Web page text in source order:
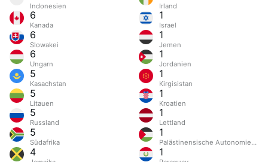
Indonesien
6
Kanada
6
Slowakei
6
Ungarn
5
Kasachstan
5
Litauen
5
Russland
5
Südafrika
4
Irland
1
Israel
1
Jemen
1
Jordanien
1
Kirgisistan
1
Kroatien
1
Lettland
1
Palästinensische
1